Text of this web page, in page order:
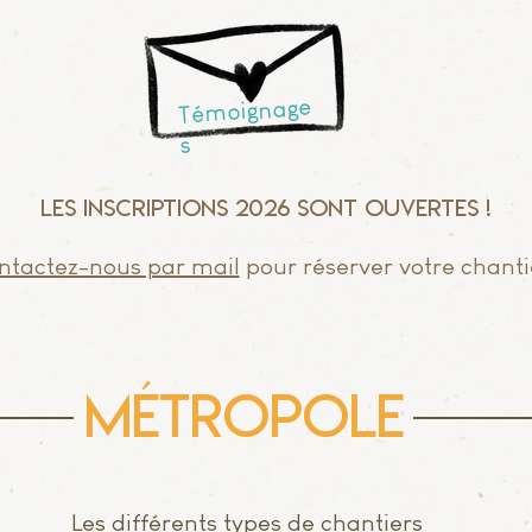
Témoignage
s
Les inscriptions 2026 sont ouvertes !
nous par mail pour réserver votre
métropole
Les différents types de chantiers